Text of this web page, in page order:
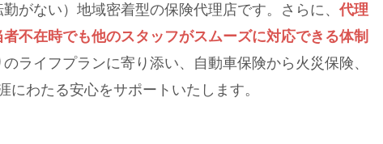
勤がない）地域密着型の保険代理店です。さらに、 代理
不在時でも他のスタッフがスムーズに対応できる体制
ライフプランに寄り添い、自動車保険から火災保険、
にわたる安心をサポートいたします。